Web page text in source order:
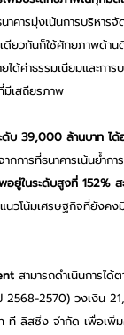
าคารมุ่งเน้นการบริหาร
วกันก็ใช้ศักยภาพด้าน
ด้ค่าธรรมเนียมและกา
เสถียรภาพ
39,000 ล้านบาท ได้
ากการที่ธนาคารเน้นย้ำ
ยู่ในระดับสูงที่ 152%
วโน้มเศรษฐกิจที่ยังค
สามารถดำเนินการได้
2568-2570) วงเงิน
ลิสซิ่ง จำกัด เพื่อเพิ่